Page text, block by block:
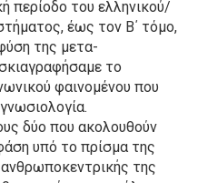
περίοδο του ελληνικού/
έως τον Β΄ τόμο,
της μετα-
το
φαινομένου που
δύο που ακολουθούν
υπό το πρίσμα της
της